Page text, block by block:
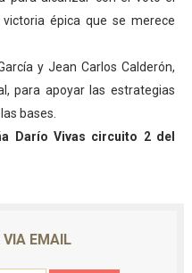
épica que se merece
y Jean Carlos Calderón,
para apoyar las estrategias
bases.
Darío Vivas circuito 2 del
VIA EMAIL